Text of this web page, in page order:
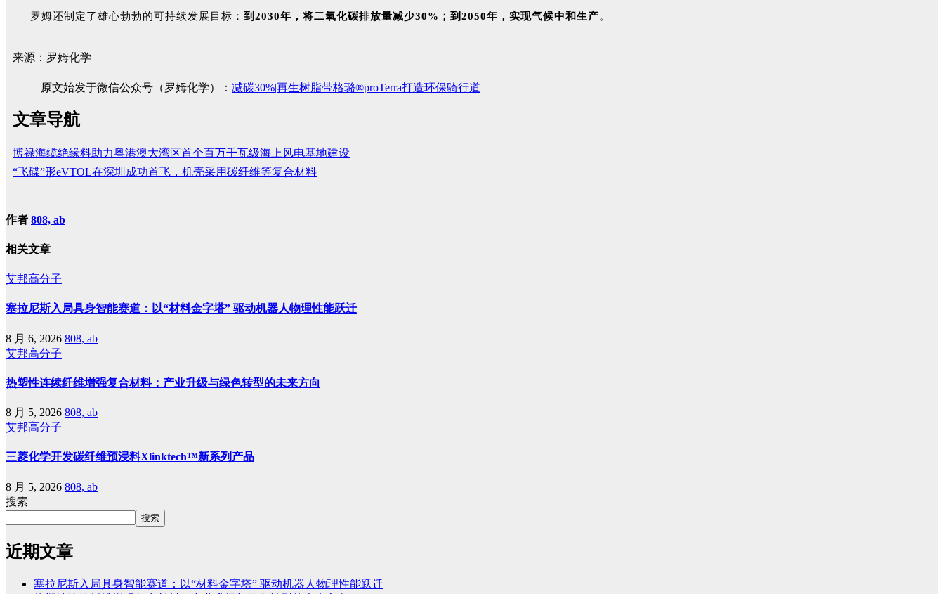
罗姆还制定了雄心勃勃的可持续发展目标： 到2030年，将二氧化碳排放量减少30%；到2050年，实现气候中和生产。
来源：罗姆化学
原文始发于微信公众号（罗姆化学）： 减碳30%|再生树脂带格璐®proTerra打造环保骑行道
文章导航
博禄海缆绝缘料助力粤港澳大湾区首个百万千瓦级海上风电基地建设
“飞碟”形eVTOL在深圳成功首飞，机壳采用碳纤维等复合材料
作者 808, ab
相关文章
艾邦高分子
塞拉尼斯入局具身智能赛道：以“材料金字塔” 驱动机器人物理性能跃迁
8 月 6, 2026 808, ab
艾邦高分子
热塑性连续纤维增强复合材料：产业升级与绿色转型的未来方向
8 月 5, 2026 808, ab
艾邦高分子
三菱化学开发碳纤维预浸料Xlinktech™新系列产品
8 月 5, 2026 808, ab
搜索
搜索
近期文章
塞拉尼斯入局具身智能赛道：以“材料金字塔” 驱动机器人物理性能跃迁